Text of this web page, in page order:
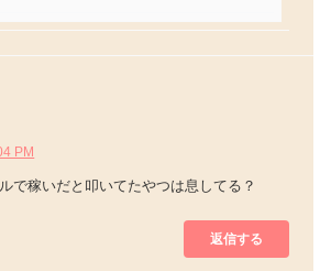
PM
で稼いだと叩いてたやつは息してる？
返信する